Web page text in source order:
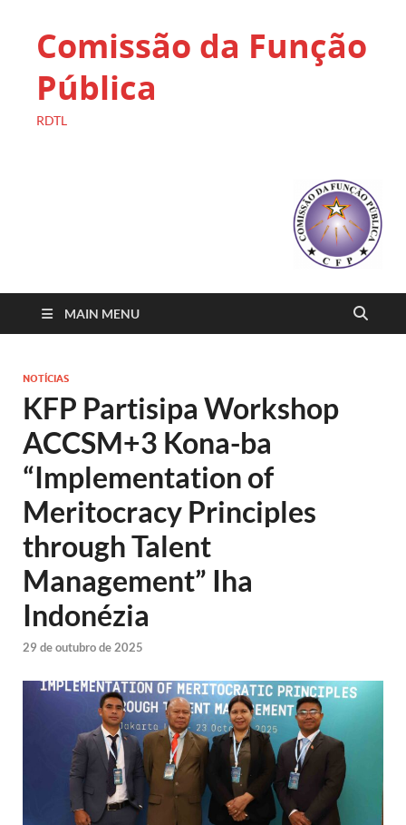
Comissão da Função
Pública
RDTL
MAIN MENU
NOTÍCIAS
KFP Partisipa Workshop
ACCSM+3 Kona-ba
“Implementation of
Meritocracy Principles
through Talent
Management” Iha
Indonézia
29 de outubro de 2025